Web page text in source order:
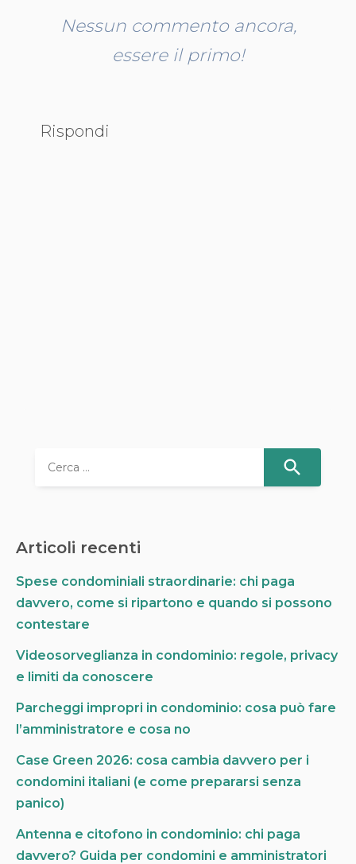
Nessun commento ancora,
essere il primo!
Rispondi
c
p
e
r
Articoli recenti
Spese condominiali straordinarie: chi paga
davvero, come si ripartono e quando si possono
contestare
Videosorveglianza in condominio: regole, privacy
e limiti da conoscere
Parcheggi impropri in condominio: cosa può fare
l’amministratore e cosa no
Case Green 2026: cosa cambia davvero per i
condomini italiani (e come prepararsi senza
panico)
Antenna e citofono in condominio: chi paga
davvero? Guida per condomini e amministratori